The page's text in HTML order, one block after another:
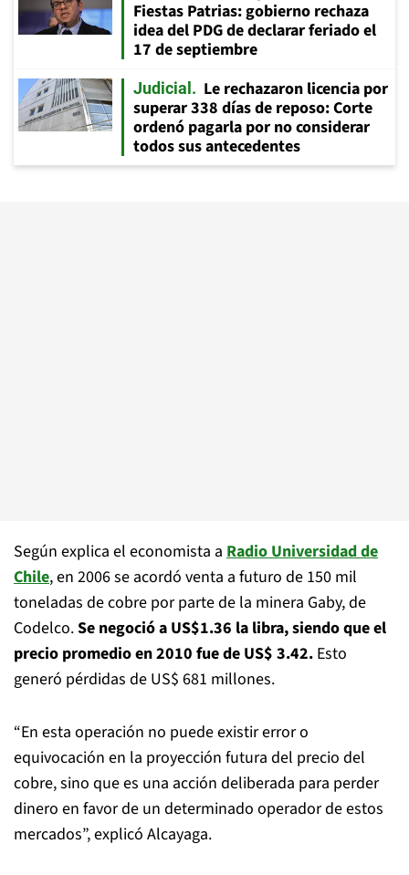
Fiestas Patrias: gobierno rechaza
idea del PDG de declarar feriado el
17 de septiembre
Judicial
Le rechazaron licencia por
superar 338 días de reposo: Corte
ordenó pagarla por no considerar
todos sus antecedentes
Según explica el economista a Radio Universidad de
Chile, en 2006 se acordó venta a futuro de 150 mil
toneladas de cobre por parte de la minera Gaby, de
Codelco.Se negoció a US$1.36 la libra, siendo que el
precio promedio en 2010 fue de US$ 3.42. Esto
generó pérdidas de US$ 681 millones.
“En esta operación no puede existir error o
equivocación en la proyección futura del precio del
cobre, sino que es una acción deliberada para perder
dinero en favor de un determinado operador de estos
mercados”, explicó Alcayaga.